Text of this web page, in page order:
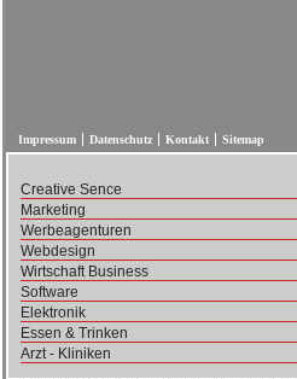
Impressum Datenschutz Kontakt Sitemap
Creative Sence
Marketing
Werbeagenturen
Webdesign
Wirtschaft Business
Software
Elektronik
Essen & Trinken
Arzt - Kliniken